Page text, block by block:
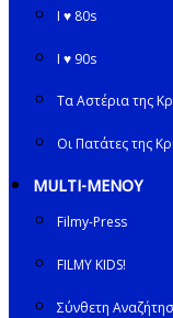
I ♥ 80s
I ♥ 90s
Τα Αστέρια της
Οι Πατάτες της
MULTI-ΜΕΝΟΥ
Filmy-Press
FILMY KIDS!
Σύνθετη